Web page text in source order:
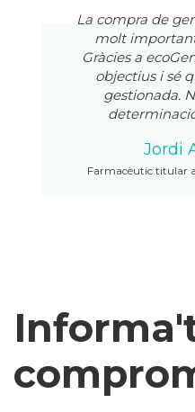
La compra de
molt
Gràcies a
objectius i sé
gestionada.
Jordi
Farmacèutic titular